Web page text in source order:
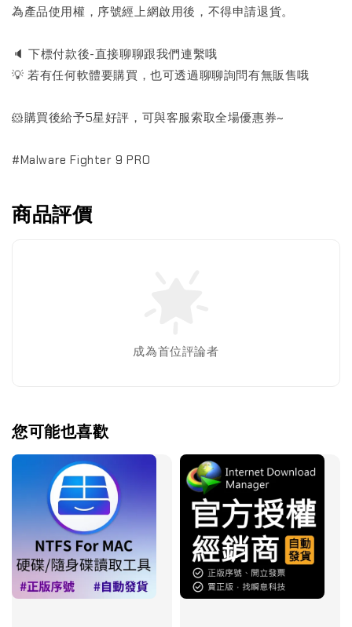
為產品使用權，序號經上網啟用後，不得申請退貨。
🔈 下標付款後-直接聊聊跟我們連繫哦
💡 若有任何軟體要購買，也可透過聊聊詢問有無販售哦
🐹購買後給予5星好評，可與客服索取全場優惠券~
#Malware Fighter 9 PRO
商品評價
成為首位評論者
您可能也喜歡